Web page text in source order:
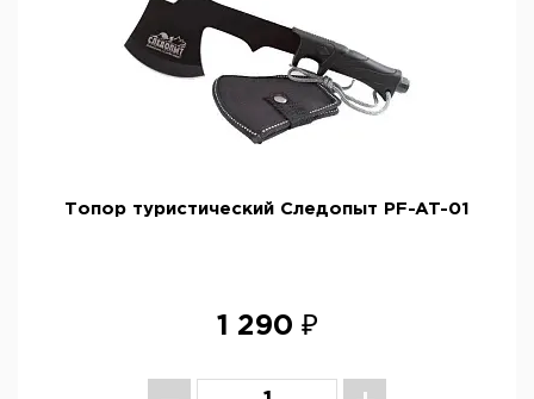
Топор туристический Следопыт PF-AT-01
1 290 ₽